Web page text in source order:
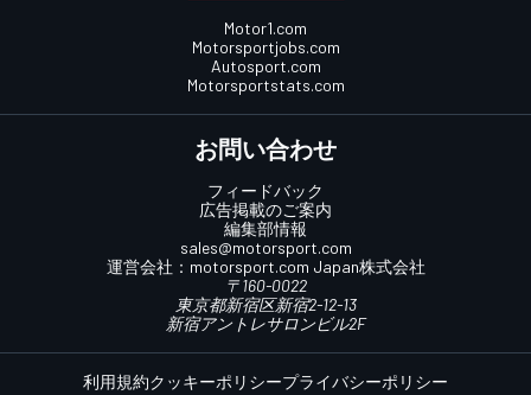
Motor1.com
Motorsportjobs.com
Autosport.com
Motorsportstats.com
お問い合わせ
フィードバック
広告掲載のご案内
編集部情報
sales@motorsport.com
運営会社： motorsport.com Japan株式会社
〒160-0022
東京都新宿区新宿2-12-13
新宿アントレサロンビル2F
利用規約クッキーポリシープライバシーポリシー